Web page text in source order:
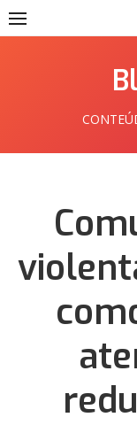
Skip
to